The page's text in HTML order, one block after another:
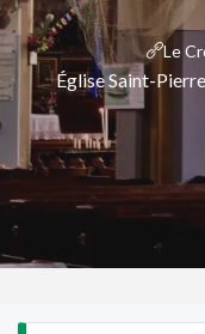
Le
Église Saint-